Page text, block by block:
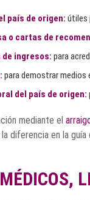
país de origen: útiles
o cartas de
ingresos: para
para demostrar
del país de origen:
mediante el
diferencia en la